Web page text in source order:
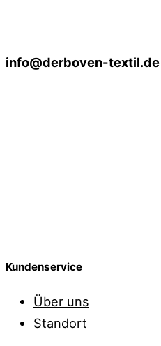
info@derboven-textil.de
Kundenservice
Über uns
Standort